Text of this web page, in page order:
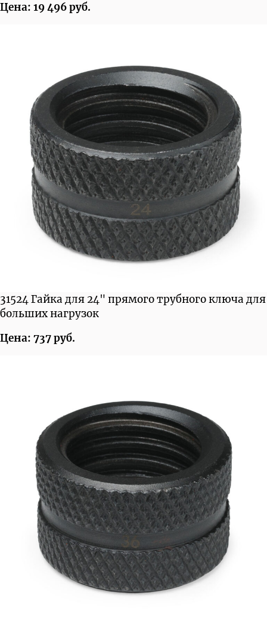
Цена: 19 496 руб.
31524 Гайка для 24" прямого трубного ключа для
больших нагрузок
Цена: 737 руб.